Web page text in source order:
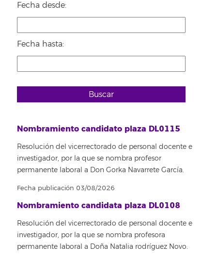
Fecha desde:
Fecha hasta:
Buscar
Nombramiento candidato plaza DL0115
Resolución del vicerrectorado de personal docente e
investigador, por la que se nombra profesor
permanente laboral a Don Gorka Navarrete García.
Fecha publicación 03/08/2026
Nombramiento candidata plaza DL0108
Resolución del vicerrectorado de personal docente e
investigador, por la que se nombra profesora
permanente laboral a Doña Natalia rodríguez Novo.